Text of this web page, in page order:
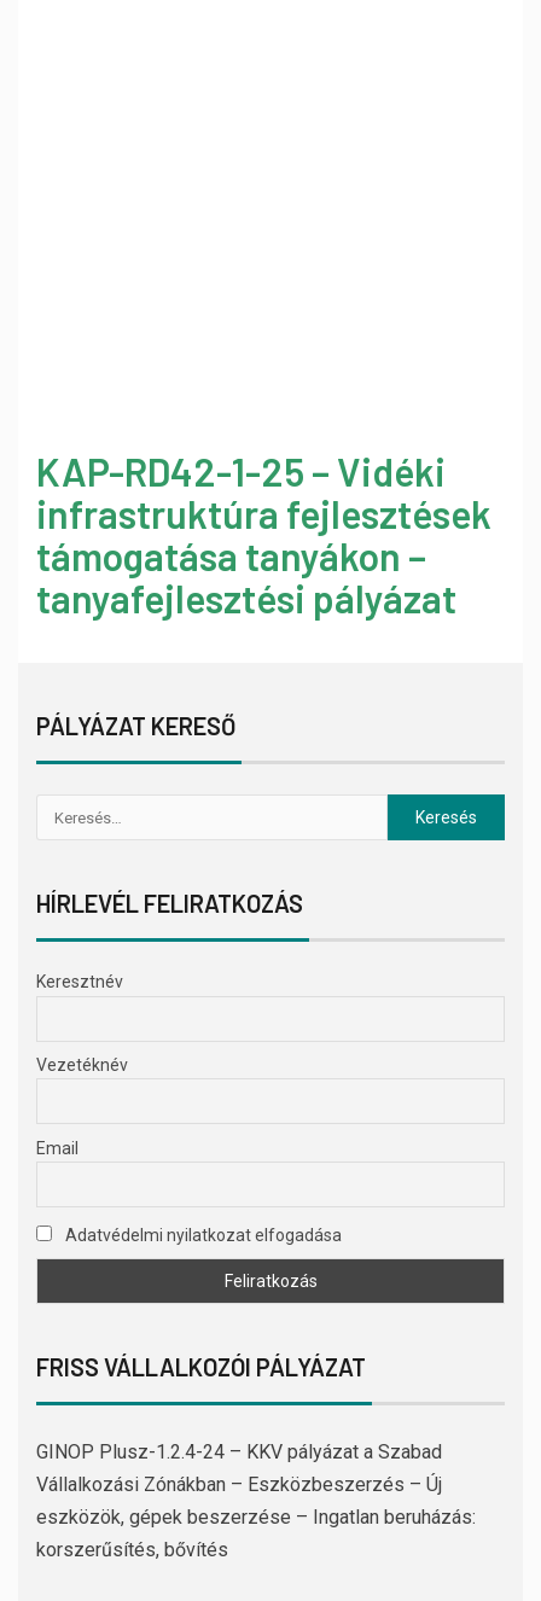
KAP-RD42-1-25 – Vidéki
infrastruktúra fejlesztések
támogatása tanyákon –
tanyafejlesztési pályázat
PÁLYÁZAT KERESŐ
HÍRLEVÉL FELIRATKOZÁS
Keresztnév
Vezetéknév
Email
Adatvédelmi nyilatkozat elfogadása
FRISS VÁLLALKOZÓI PÁLYÁZAT
GINOP Plusz-1.2.4-24 – KKV pályázat a Szabad
Vállalkozási Zónákban – Eszközbeszerzés – Új
eszközök, gépek beszerzése – Ingatlan beruházás:
korszerűsítés, bővítés